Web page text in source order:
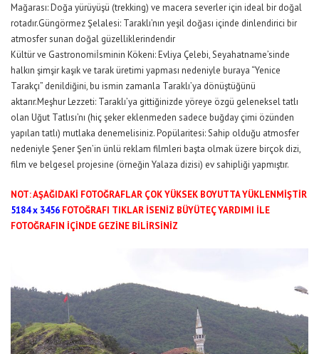
Mağarası: Doğa yürüyüşü (trekking) ve macera severler için ideal bir doğal
rotadır.Güngörmez Şelalesi: Taraklı’nın yeşil doğası içinde dinlendirici bir
atmosfer sunan doğal güzelliklerindendir
Kültür ve Gastronomiİsminin Kökeni: Evliya Çelebi, Seyahatname’sinde
halkın şimşir kaşık ve tarak üretimi yapması nedeniyle buraya “Yenice
Tarakçı” denildiğini, bu ismin zamanla Taraklı’ya dönüştüğünü
aktarır.Meşhur Lezzeti: Taraklı’ya gittiğinizde yöreye özgü geleneksel tatlı
olan Uğut Tatlısı’nı (hiç şeker eklenmeden sadece buğday çimi özünden
yapılan tatlı) mutlaka denemelisiniz. Popülaritesi: Sahip olduğu atmosfer
nedeniyle Şener Şen’in ünlü reklam filmleri başta olmak üzere birçok dizi,
film ve belgesel projesine (örneğin Yalaza dizisi) ev sahipliği yapmıştır.
NOT: AŞAĞIDAKİ FOTOĞRAFLAR ÇOK YÜKSEK BOYUTTA YÜKLENMİŞTİR
5184 x 3456 FOTOĞRAFI TIKLAR İSENİZ BÜYÜTEÇ YARDIMI İLE
FOTOĞRAFIN İÇİNDE GEZİNE BİLİRSİNİZ